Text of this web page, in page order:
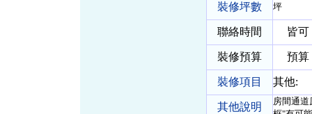
裝修坪數 坪
聯絡時間 皆可
裝修預算 預算
裝修項目 其他:
其他說明
房間通